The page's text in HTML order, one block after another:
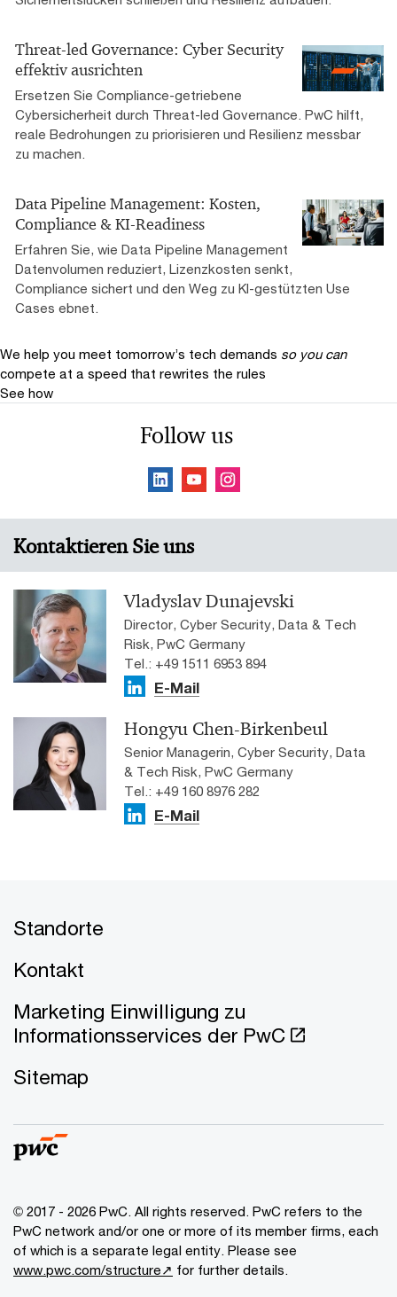
Threat-led Governance: Cyber Security
effektiv ausrichten
Ersetzen Sie Compliance-getriebene
Cybersicherheit durch Threat-led Governance. PwC hilft,
reale Bedrohungen zu priorisieren und Resilienz messbar
zu machen.
Data Pipeline Management: Kosten,
Compliance & KI-Readiness
Erfahren Sie, wie Data Pipeline Management
Datenvolumen reduziert, Lizenzkosten senkt,
Compliance sichert und den Weg zu KI-gestützten Use
Cases ebnet.
We help you meet tomorrow’s tech demands so you can
compete at a speed that rewrites the rules
See how
Follow us
Kontaktieren Sie uns
Vladyslav Dunajevski
Director, Cyber Security, Data & Tech
Risk, PwC Germany
Tel.: +49 1511 6953 894
E-Mail
Hongyu Chen-Birkenbeul
Senior Managerin, Cyber Security, Data
& Tech Risk, PwC Germany
Tel.: +49 160 8976 282
E-Mail
Standorte
Kontakt
Marketing Einwilligung zu
Informationsservices der PwC
Sitemap
© 2017 - 2026 PwC. All rights reserved. PwC refers to the
PwC network and/or one or more of its member firms, each
of which is a separate legal entity. Please see
www.pwc.com/structure↗ for further details.